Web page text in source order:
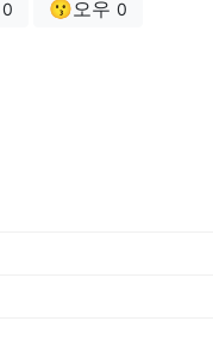
0 😗오우 0